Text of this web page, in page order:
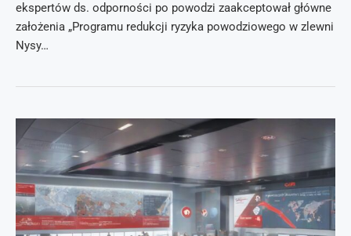
ekspertów ds. odporności po powodzi zaakceptował główne
założenia „Programu redukcji ryzyka powodziowego w zlewni
Nysy…